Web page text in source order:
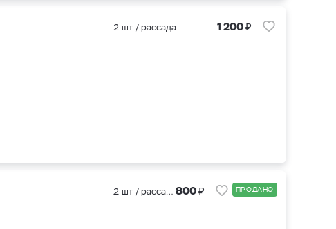
2 шт / рассада 1 200₽
2 шт / рассада 800₽ ПРОДАНО